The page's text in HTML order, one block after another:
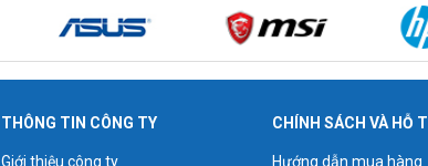
THÔNG TIN CÔNG TY
Giới thiệu công ty
CHÍNH SÁCH VÀ HỖ
Hướng dẫn mua hàng